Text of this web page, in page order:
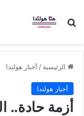
بحث عن
الرئيسية / أخبار هولندا
أخبار هولندا
أزمة حادة..